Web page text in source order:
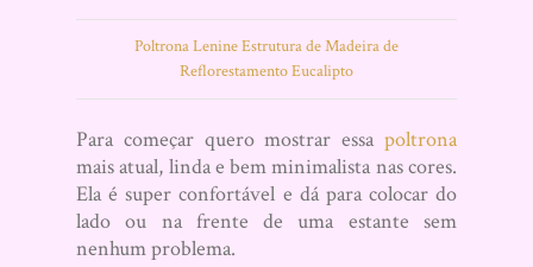
Poltrona Lenine Estrutura de Madeira de
Reflorestamento Eucalipto
Para começar quero mostrar essa poltrona
mais atual, linda e bem minimalista nas cores.
Ela é super confortável e dá para colocar do
lado ou na frente de uma estante sem
nenhum problema.